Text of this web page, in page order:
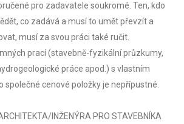
pro zadavatele soukromé. Ten, kdo
co zadává a musí to umět převzít a
musí za svou práci také ručit.
prací (stavebně-fyzikální průzkumy,
práce apod.) s vlastním
společné cenové položky je nepřípustné.
INŽENÝRA PRO STAVEBNÍKA